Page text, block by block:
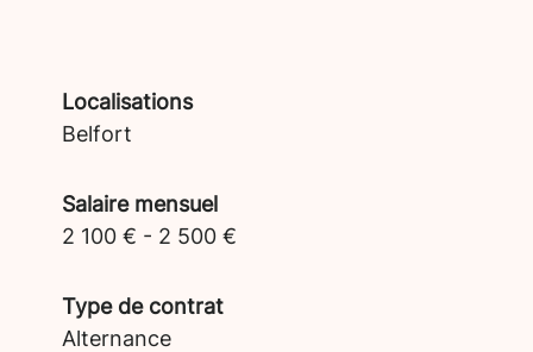
Localisations
Belfort
Salaire mensuel
2 100 € - 2 500 €
Type de contrat
Alternance